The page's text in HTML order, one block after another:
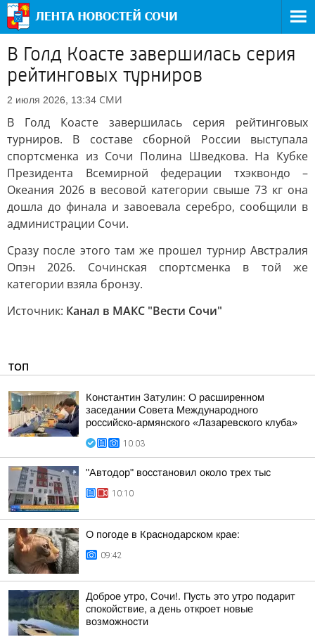
В Голд Коасте завершилась серия
рейтинговых турниров
2 июля 2026, 13:34 СМИ
В Голд Коасте завершилась серия рейтинговых
турниров. В составе сборной России выступала
спортсменка из Сочи Полина Шведкова. На Кубке
Президента Всемирной федерации тхэквондо –
Океания 2026 в весовой категории свыше 73 кг она
дошла до финала и завоевала серебро, сообщили в
администрации Сочи.
Сразу после этого там же прошел турнир Австралия
Опэн 2026. Сочинская спортсменка в той же
категории взяла бронзу.
Источник: Канал в МАКС "Вести Сочи"
ТОП
Константин Затулин: О расширенном
заседании Совета Международного
российско-армянского «Лазаревского клуба»
10:03
"Автодор" восстановил около трех тыс
10:10
О погоде в Краснодарском крае:
09:42
Доброе утро, Сочи!. Пусть это утро подарит
спокойствие, а день откроет новые
возможности